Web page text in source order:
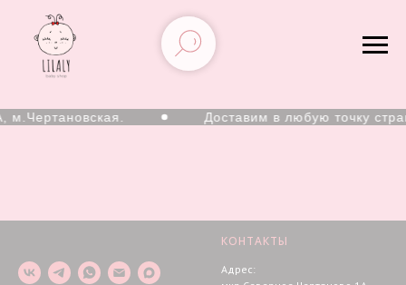
Доставим в любую точку
КОНТАКТЫ
Адрес: